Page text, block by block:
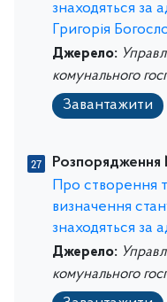
знаходяться за
Григорія
Джерело:
комунального
Завантажити
Розпорядження
Про створення
визначення
знаходяться за
Джерело:
комунального